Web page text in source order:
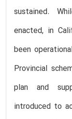
sustained.
enacted, in
been
Provincial
plan and
introduced to